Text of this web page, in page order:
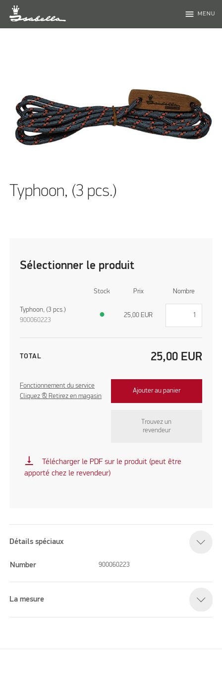
menu MENU
Typhoon, (3 pcs.)
Sélectionner le produit
Stock Prix Nombre
Typhoon, (3 pcs.)
900060223
● 25,00 EUR
TOTAL 25,00 EUR
Fonctionnement du service
Cliquez & Retirez en magasin
Ajouter au panier
Trouvez un
revendeur
vertical_align_bottom
Télécharger le PDF sur le produit (peut être
apporté chez le revendeur)
Détails spéciaux
Number 900060223
La mesure